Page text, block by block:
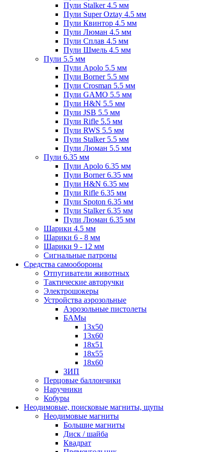
Пули Stalker 4.5 мм
Пули Super Oztay 4.5 мм
Пули Квинтор 4.5 мм
Пули Люман 4.5 мм
Пули Сплав 4.5 мм
Пули Шмель 4.5 мм
Пули 5.5 мм
Пули Apolo 5.5 мм
Пули Borner 5.5 мм
Пули Crosman 5.5 мм
Пули GAMO 5.5 мм
Пули H&N 5.5 мм
Пули JSB 5.5 мм
Пули Rifle 5.5 мм
Пули RWS 5.5 мм
Пули Stalker 5.5 мм
Пули Люман 5.5 мм
Пули 6.35 мм
Пули Apolo 6.35 мм
Пули Borner 6.35 мм
Пули H&N 6.35 мм
Пули Rifle 6.35 мм
Пули Spoton 6.35 мм
Пули Stalker 6.35 мм
Пули Люман 6.35 мм
Шарики 4.5 мм
Шарики 6 - 8 мм
Шарики 9 - 12 мм
Сигнальные патроны
Средства самообороны
Отпугиватели животных
Тактические авторучки
Электрошокеры
Устройства аэрозольные
Аэрозольные пистолеты
БАМы
13х50
13х60
18х51
18х55
18х60
ЗИП
Перцовые баллончики
Наручники
Кобуры
Неодимовые, поисковые магниты, щупы
Неодимовые магниты
Большие магниты
Диск / шайба
Квадрат